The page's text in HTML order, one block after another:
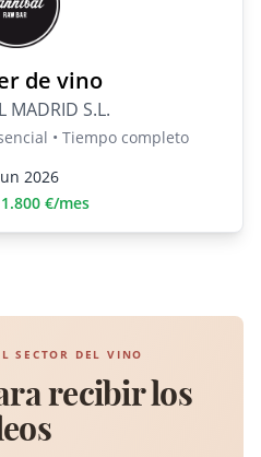
de vino
MADRID S.L.
• Tiempo completo
2026
€/mes
SECTOR DEL VINO
recibir los